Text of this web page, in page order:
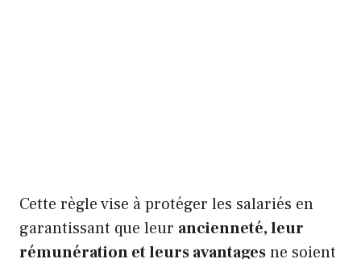
Cette règle vise à protéger les salariés en
garantissant que leur ancienneté, leur
rémunération et leurs avantagesne soient